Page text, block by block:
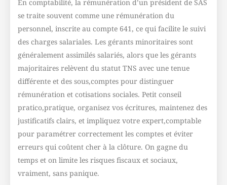
En comptabilité, la rémunération d’un président de SAS
se traite souvent comme une rémunération du
personnel, inscrite au compte 641, ce qui facilite le suivi
des charges salariales. Les gérants minoritaires sont
généralement assimilés salariés, alors que les gérants
majoritaires relèvent du statut TNS avec une tenue
différente et des sous,comptes pour distinguer
rémunération et cotisations sociales. Petit conseil
pratico,pratique, organisez vos écritures, maintenez des
justificatifs clairs, et impliquez votre expert,comptable
pour paramétrer correctement les comptes et éviter
erreurs qui coûtent cher à la clôture. On gagne du
temps et on limite les risques fiscaux et sociaux,
vraiment, sans panique.